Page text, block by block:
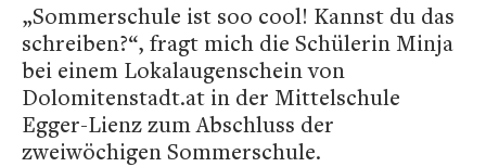
„Sommerschule ist soo cool! Kannst du das
schreiben?“, fragt mich die Schülerin Minja
bei einem Lokalaugenschein von
Dolomitenstadt.at in der Mittelschule
Egger-Lienz zum Abschluss der
zweiwöchigen Sommerschule.